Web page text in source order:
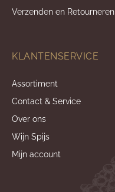
Verzenden en Retourneren
KLANTENSERVICE
Assortiment
Contact & Service
Over ons
Wijn Spijs
Mijn account